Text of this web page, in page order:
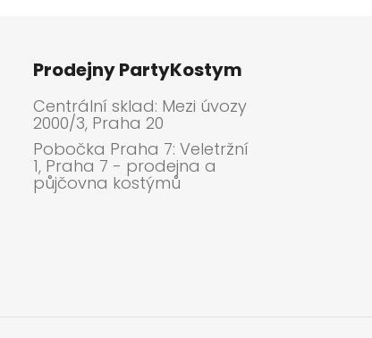
Prodejny PartyKostym
Centrální sklad: Mezi úvozy
2000/3, Praha 20
Pobočka Praha 7: Veletržní
1, Praha 7 - prodejna a
půjčovna kostýmů